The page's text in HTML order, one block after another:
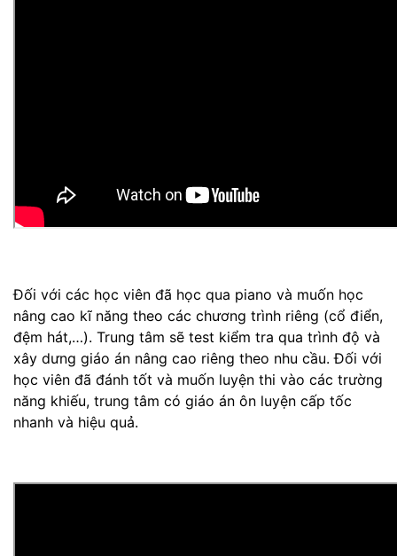
Đối với các học viên đã học qua piano và muốn học
nâng cao kĩ năng theo các chương trình riêng (cổ điển,
đệm hát,…). Trung tâm sẽ test kiểm tra qua trình độ và
xây dưng giáo án nâng cao riêng theo nhu cầu.Đối với
học viên đã đánh tốt và muốn luyện thi vào các trường
năng khiếu, trung tâm có giáo án ôn luyện cấp tốc
nhanh và hiệu quả.